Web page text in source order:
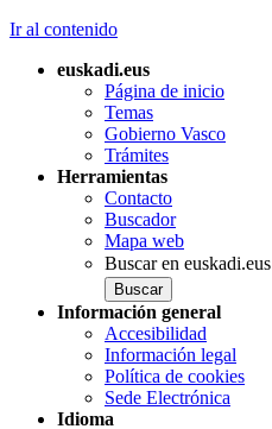
Ir al contenido
euskadi.eus
Página de inicio
Temas
Gobierno Vasco
Trámites
Herramientas
Contacto
Buscador
Mapa web
Buscar en euskadi.eus
Información general
Accesibilidad
Información legal
Política de cookies
Sede Electrónica
Idioma